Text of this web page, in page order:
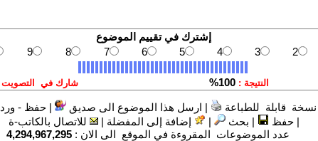
نسخة قابلة للطباعة | ارسل هذا الموضوع الى صديق |حفظ - ورد
|حفظ | بحث | إضافة إلى المفضلة |
للاتصال بالكاتب-ة
عدد الموضوعات المقروءة في الموقع الى الان : 4,294,967,295